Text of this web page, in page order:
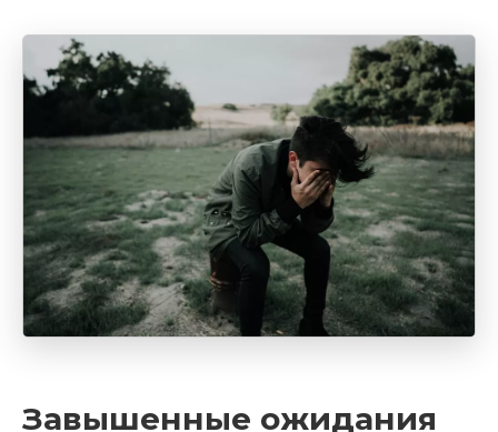
Завышенные ожидания